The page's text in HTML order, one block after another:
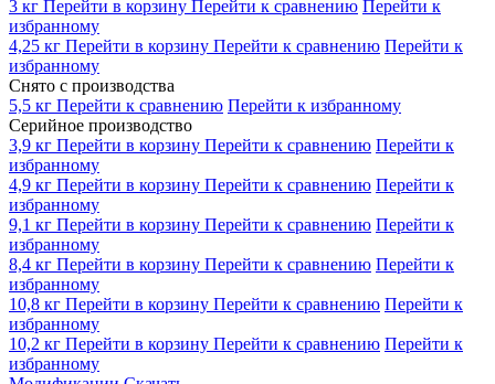
3 кг Перейти в корзину Перейти к сравнению Перейти к
избранному
4,25 кг Перейти в корзину Перейти к сравнению Перейти к
избранному
Снято с производства
5,5 кг Перейти к сравнению Перейти к избранному
Серийное производство
3,9 кг Перейти в корзину Перейти к сравнению Перейти к
избранному
4,9 кг Перейти в корзину Перейти к сравнению Перейти к
избранному
9,1 кг Перейти в корзину Перейти к сравнению Перейти к
избранному
8,4 кг Перейти в корзину Перейти к сравнению Перейти к
избранному
10,8 кг Перейти в корзину Перейти к сравнению Перейти к
избранному
10,2 кг Перейти в корзину Перейти к сравнению Перейти к
избранному